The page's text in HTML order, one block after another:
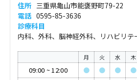
住所 三重県亀山市能褒野町79-22
電話 0595-85-3636
診療科目
内科、外科、脳神経外科、リハビリテ
月 火 水 木
09:00 ~12:00 ● ● ● ●